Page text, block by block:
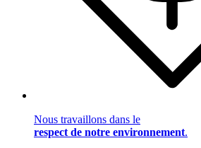
Nous travaillons dans le
respect de notre environnement.